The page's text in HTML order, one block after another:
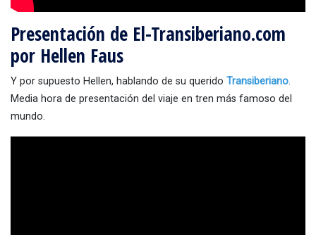
Presentación de El-Transiberiano.com
por Hellen Faus
Y por supuesto Hellen, hablando de su querido Transiberiano.
Media hora de presentación del viaje en tren más famoso del
mundo.